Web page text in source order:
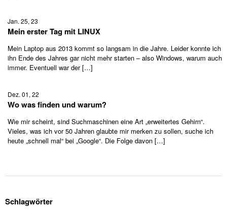
Jan. 25, 23
Mein erster Tag mit LINUX
Mein Laptop aus 2013 kommt so langsam in die Jahre. Leider konnte ich
ihn Ende des Jahres gar nicht mehr starten – also Windows, warum auch
immer. Eventuell war der […]
Dez. 01, 22
Wo was finden und warum?
Wie mir scheint, sind Suchmaschinen eine Art „erweitertes Gehirn“.
Vieles, was ich vor 50 Jahren glaubte mir merken zu sollen, suche ich
heute „schnell mal“ bei „Google“. Die Folge davon […]
Schlagwörter